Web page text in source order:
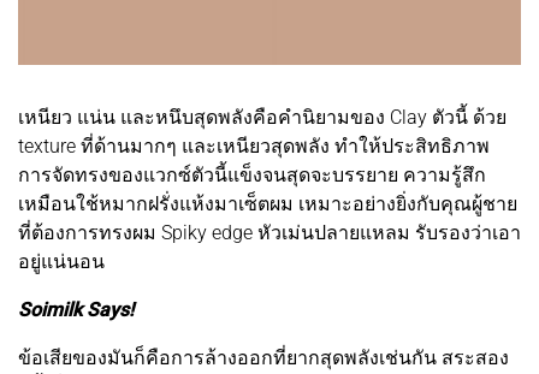
เหนียว แน่น และหนึบสุดพลังคือคำนิยามของ Clay ตัวนี้ ด้วย
texture ที่ด้านมากๆ และเหนียวสุดพลัง ทำให้ประสิทธิภาพ
การจัดทรงของแวกซ์ตัวนี้แข็งจนสุดจะบรรยาย ความรู้สึก
เหมือนใช้หมากฝรั่งแห้งมาเซ็ตผม เหมาะอย่างยิ่งกับคุณผู้ชาย
ที่ต้องการทรงผม Spiky edge หัวเม่นปลายแหลม รับรองว่าเอา
อยู่แน่นอน
Soimilk Says!
ข้อเสียของมันก็คือการล้างออกที่ยากสุดพลังเช่นกัน สระสอง